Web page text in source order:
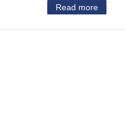
Read more